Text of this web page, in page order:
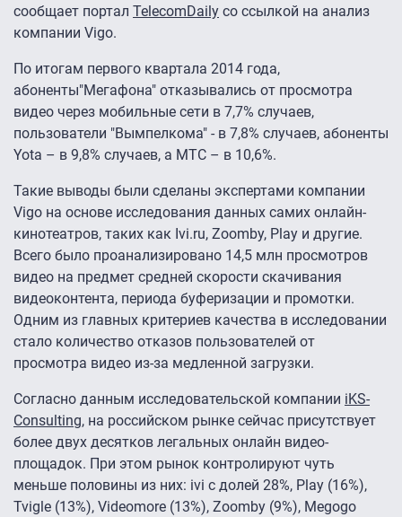
сообщает портал TelecomDaily со ссылкой на анализ
компании Vigo.
По итогам первого квартала 2014 года,
абоненты"Мегафона" отказывались от просмотра
видео через мобильные сети в 7,7% случаев,
пользователи "Вымпелкома" - в 7,8% случаев, абоненты
Yota – в 9,8% случаев, а МТС – в 10,6%.
Такие выводы были сделаны экспертами компании
Vigo на основе исследования данных самих онлайн-
кинотеатров, таких как Ivi.ru, Zoomby, Play и другие.
Всего было проанализировано 14,5 млн просмотров
видео на предмет средней скорости скачивания
видеоконтента, периода буферизации и промотки.
Одним из главных критериев качества в исследовании
стало количество отказов пользователей от
просмотра видео из-за медленной загрузки.
Согласно данным исследовательской компании iKS-
Consulting, на российском рынке сейчас присутствует
более двух десятков легальных онлайн видео-
площадок. При этом рынок контролируют чуть
меньше половины из них: ivi с долей 28%, Play (16%),
Tvigle (13%), Videomore (13%), Zoomby (9%), Megogo